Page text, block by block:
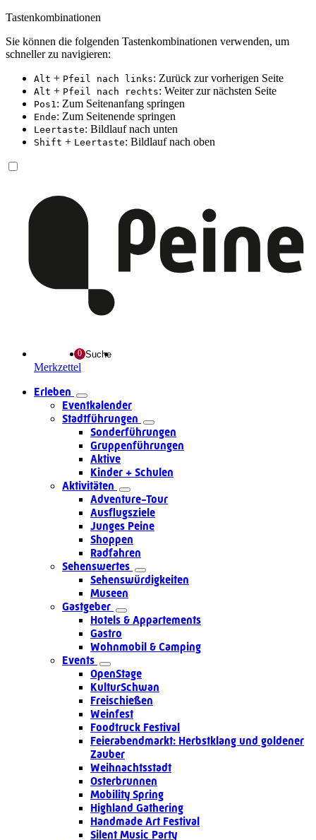
Tastenkombinationen
Sie können die folgenden Tastenkombinationen verwenden, um
schneller zu navigieren:
Alt + Pfeil nach links: Zurück zur vorherigen Seite
Alt + Pfeil nach rechts: Weiter zur nächsten Seite
Pos1: Zum Seitenanfang springen
Ende: Zum Seitenende springen
Leertaste: Bildlauf nach unten
Shift + Leertaste: Bildlauf nach oben
Merkzettel
Suche
Erleben
Eventkalender
Stadtführungen
Sonderführungen
Gruppenführungen
Aktive
Kinder + Schulen
Aktivitäten
Adventure-Tour
Ausflugsziele
Junges Peine
Shoppen
Radfahren
Sehenswertes
Sehenswürdigkeiten
Museen
Gastgeber
Hotels & Appartements
Gastro
Wohnmobil & Camping
Events
OpenStage
KulturSchwan
Freischießen
Weinfest
Foodtruck Festival
Feierabendmarkt: Herbstklang und goldener
Zauber
Weihnachtsstadt
Osterbrunnen
Mobility Spring
Highland Gathering
Handmade Art Festival
Silent Music Party